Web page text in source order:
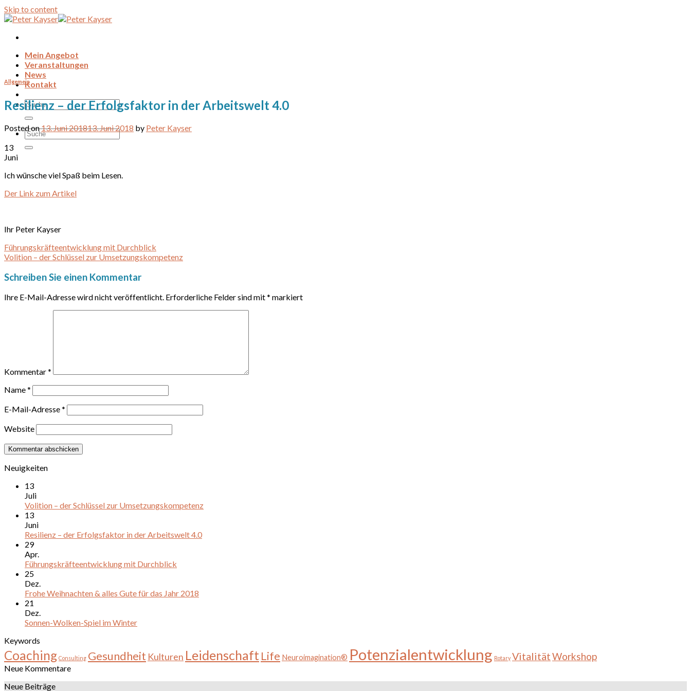
Skip to content
Mein Angebot
Veranstaltungen
News
Kontakt
Allgemein
Resilienz – der Erfolgsfaktor in der Arbeitswelt 4.0
Posted on13. Juni 201813. Juni 2018 by Peter Kayser
13
Juni
Ich wünsche viel Spaß beim Lesen.
Der Link zum Artikel
Ihr Peter Kayser
Führungskräfteentwicklung mit Durchblick
Volition – der Schlüssel zur Umsetzungskompetenz
Schreiben Sie einen Kommentar
Ihre E-Mail-Adresse wird nicht veröffentlicht. Erforderliche Felder sind mit* markiert
Kommentar*
Name*
E-Mail-Adresse*
Website
Neuigkeiten
13
Juli
Volition – der Schlüssel zur Umsetzungskompetenz
13
Juni
Resilienz – der Erfolgsfaktor in der Arbeitswelt 4.0
29
Apr.
Führungskräfteentwicklung mit Durchblick
25
Dez.
Frohe Weihnachten & alles Gute für das Jahr 2018
21
Dez.
Sonnen-Wolken-Spiel im Winter
Keywords
Coaching Consulting Gesundheit Kulturen Leidenschaft Life Neuroimagination® Potenzialentwicklung Rotary VitalitätWorkshop
Neue Kommentare
Neue Beiträge